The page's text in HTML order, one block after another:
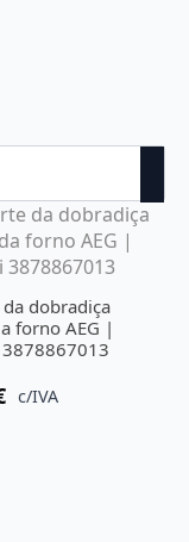
dobradiça
forno AEG |
c/IVA